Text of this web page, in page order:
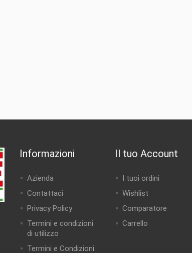
Informazioni
Azienda
Contattaci
Privacy Policy
Termini e condizioni
di utilizzo
Termini e Condizioni
Il tuo Account
I tuoi ordini
Wishlist
Comparatore
Carrello